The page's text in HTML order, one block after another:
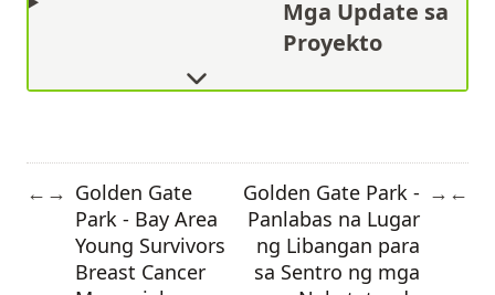
Mga Update sa
Proyekto
← → Golden Gate
Park - Bay Area
Young Survivors
Breast Cancer
Golden Gate Park -
Panlabas na Lugar
ng Libangan para
sa Sentro ng mga
→ ←